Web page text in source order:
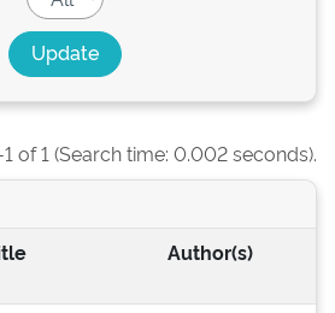
of 1 (Search time: 0.002 seconds).
Author(s)